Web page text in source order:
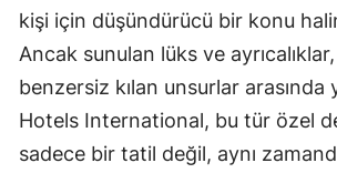
kişi için düşündürücü bir konu
Ancak sunulan lüks ve
benzersiz kılan unsurlar arasında
Hotels International, bu tür özel
sadece bir tatil değil, aynı